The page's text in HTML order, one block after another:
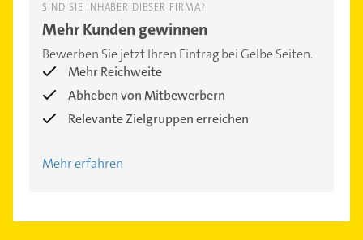
SIND SIE INHABER DIESER FIRMA?
Mehr Kunden gewinnen
Bewerben Sie jetzt Ihren Eintrag bei Gelbe Seiten.
Mehr Reichweite
Abheben von Mitbewerbern
Relevante Zielgruppen erreichen
Mehr erfahren